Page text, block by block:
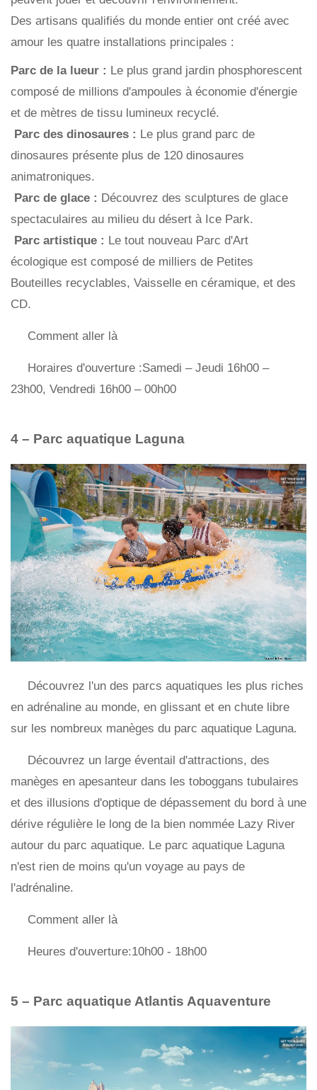
Des artisans qualifiés du monde entier ont créé avec
amour les quatre installations principales :
Parc de la lueur : Le plus grand jardin phosphorescent
composé de millions d'ampoules à économie d'énergie
et de mètres de tissu lumineux recyclé.
Parc des dinosaures : Le plus grand parc de
dinosaures présente plus de 120 dinosaures
animatroniques.
Parc de glace : Découvrez des sculptures de glace
spectaculaires au milieu du désert à Ice Park.
Parc artistique : Le tout nouveau Parc d'Art
écologique est composé de milliers de Petites
Bouteilles recyclables, Vaisselle en céramique, et des
CD.
Comment aller là
Horaires d'ouverture :Samedi – Jeudi 16h00 –
23h00, Vendredi 16h00 – 00h00
4 – Parc aquatique Laguna
Découvrez l'un des parcs aquatiques les plus riches
en adrénaline au monde, en glissant et en chute libre
sur les nombreux manèges du parc aquatique Laguna.
Découvrez un large éventail d'attractions, des
manèges en apesanteur dans les toboggans tubulaires
et des illusions d'optique de dépassement du bord à une
dérive régulière le long de la bien nommée Lazy River
autour du parc aquatique. Le parc aquatique Laguna
n'est rien de moins qu'un voyage au pays de
l'adrénaline.
Comment aller là
Heures d'ouverture:10h00 - 18h00
5 – Parc aquatique Atlantis Aquaventure